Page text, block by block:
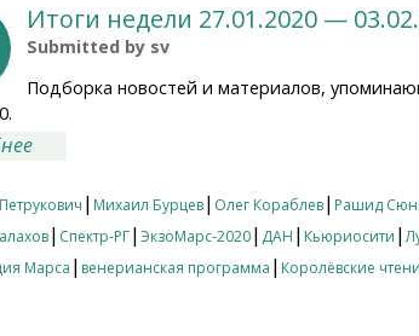
Итоги недели 27.01.2020 —
Submitted by sv
Подборка новостей и материалов,
| Михаил Бурцев| Олег Кораблев| Рашид
| Спектр-РГ| ЭкзоМарс-2020| ДАН | Кьюриосити |
Марса | венерианская программа | Королёвские